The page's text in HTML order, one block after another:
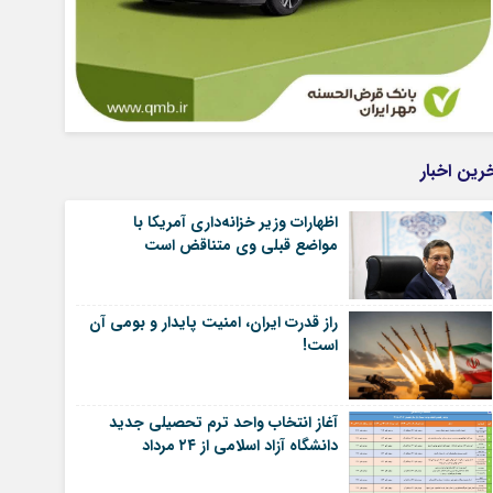
اخبار
اظهارات وزیر خزانه‌داری آمریکا با
مواضع قبلی وی متناقض است
راز قدرت ایران، امنیت پایدار و بومی آن
است!
آغاز انتخاب واحد ترم تحصیلی جدید
دانشگاه آزاد اسلامی از ۲۴ مرداد